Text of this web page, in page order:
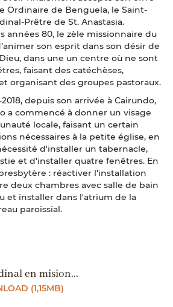
Ordinaire de Benguela, le Saint-
Prêtre de St. Anastasia.
années 80, le zèle missionnaire du
son esprit dans son désir de
dans une un centre où ne sont
faisant des catéchèses,
organisant des groupes pastoraux.
depuis son arrivée à Cairundo,
a commencé à donner un visage
locale, faisant un certain
nécessaires à la petite église, en
d'installer un tabernacle,
et d'installer quatre fenêtres. En
: réactiver l'installation
deux chambres avec salle de bain
et installer dans l'atrium de la
paroissial.
en mision...
(1,15MB)